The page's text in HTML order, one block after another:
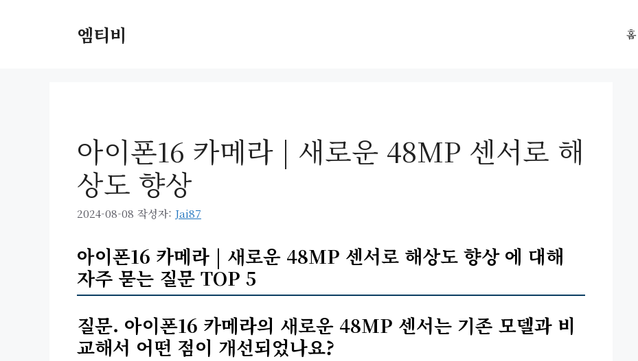
엠티비 홈
아이폰16 카메라 | 새로운 48MP 센서로 해
상도 향상
2024-08-08 작성자: Jai87
아이폰16 카메라 | 새로운 48MP 센서로 해상도 향상 에 대해
자주 묻는 질문 TOP 5
질문. 아이폰16 카메라의 새로운 48MP 센서는 기존 모델과 비
교해서 어떤 점이 개선되었나요?